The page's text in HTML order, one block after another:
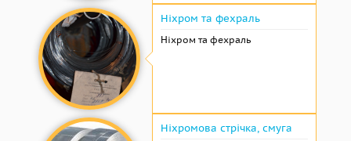
Ніхром та фехраль
Ніхром та фехраль
Ніхромова стрічка, смуга